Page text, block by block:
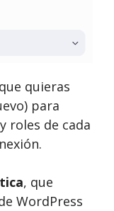
quieras
para
roles de cada
, que
WordPress